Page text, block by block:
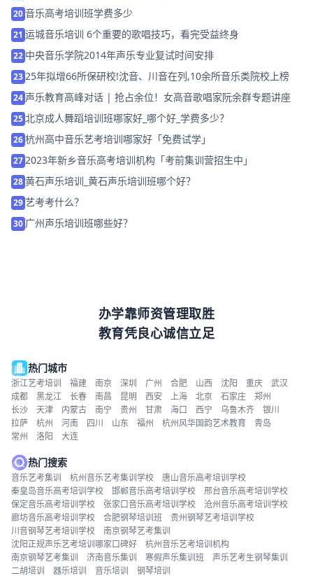
20音乐高考培训班学费多少
21 运城音乐培训 6个重要的歌唱技巧，看完受益终身
22 中央音乐学院2014年声乐专业复试时间安排
2325年拟增66所保研校!沈音、川音在列,10余所音乐类院校上榜
24 声乐教育高峰对话 | 抢占余位！女高音歌唱家阮余群专题讲座
25北京成人舞蹈培训班哪家好_哪个好_学费多少？
26杭州高中音乐艺考培训哪家好「免费试学」
272023年 新乡音乐高考培训机构「考前集训营招生中」
28黄石声乐培训_黄石声乐培训班哪个好？
29艺考考什么？
30 广州声乐培训班哪些好？
办学靠师资管理取胜
教育凭良心诚信立足
热门城市
浙江艺考培训 福建 南京 深圳 广州 合肥 山西 沈阳 重庆
武汉
成都
黑龙江 长春 南昌 昆明 西安 上海 北京 石家庄
郑州
长沙
天津 内蒙古 南宁 贵州 甘肃 海口 西宁 乌鲁木齐
银川
拉萨
杭州 河南 四川 山东 福州 杭州风华国韵艺术教育
青岛
常州
洛阳 大连
热门搜索
音乐艺考集训 杭州音乐艺考集训学校
唐山音乐高考培训学校
秦皇岛音乐高考培训学校
邯郸音乐高考培训学校
邢台音乐高考培训学校
保定音乐高考培训学校
张家口音乐高考培训学校
沧州音乐高考培训学校
廊坊音乐高考培训学校
合肥钢琴培训班
贵州钢琴艺考培训学校
川音钢琴艺考培训学校
南京钢琴艺考集训
沈阳正规声乐艺考培训哪家口碑好
杭州音乐艺考培训机构
南京钢琴艺考集训
济南音乐集训 寒假声乐集训班
声乐艺考生钢琴集训
二胡培训
器乐培训 音乐培训 钢琴培训